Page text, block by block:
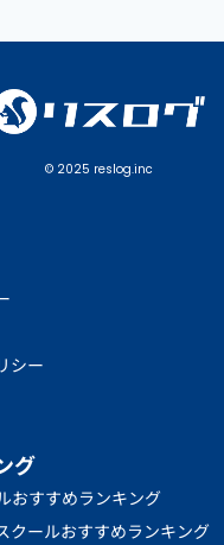
© 2025 reslog.inc
シー
グ
おすすめランキング
クールおすすめランキング